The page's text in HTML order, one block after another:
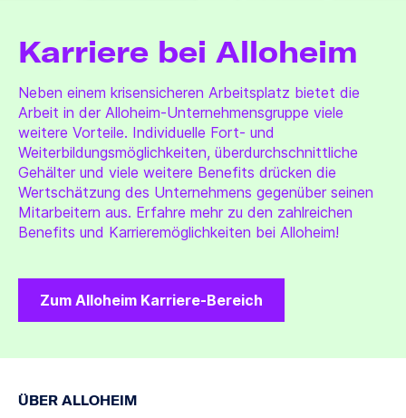
Karriere bei Alloheim
Neben einem krisensicheren Arbeitsplatz bietet die
Arbeit in der Alloheim-Unternehmensgruppe viele
weitere Vorteile. Individuelle Fort- und
Weiterbildungsmöglichkeiten, überdurchschnittliche
Gehälter und viele weitere Benefits drücken die
Wertschätzung des Unternehmens gegenüber seinen
Mitarbeitern aus. Erfahre mehr zu den zahlreichen
Benefits und Karrieremöglichkeiten bei Alloheim!
Zum Alloheim Karriere-Bereich
ÜBER ALLOHEIM